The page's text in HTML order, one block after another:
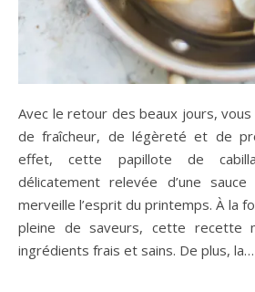
Avec le retour des beaux jours, vous avez peut-être envie
de fraîcheur, de légèreté et de
effet, cette papillote de
délicatement relevée d’une
merveille l’esprit du printemps. À la
pleine de saveurs, cette recette
ingrédients frais et sains. De plus, la…